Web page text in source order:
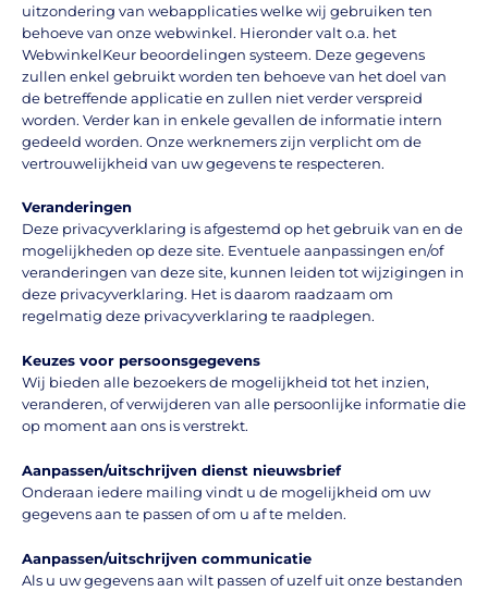
uitzondering van webapplicaties welke wij gebruiken ten
behoeve van onze webwinkel. Hieronder valt o.a. het
WebwinkelKeur beoordelingen systeem. Deze gegevens
zullen enkel gebruikt worden ten behoeve van het doel van
de betreffende applicatie en zullen niet verder verspreid
worden. Verder kan in enkele gevallen de informatie intern
gedeeld worden. Onze werknemers zijn verplicht om de
vertrouwelijkheid van uw gegevens te respecteren.
Veranderingen
Deze privacyverklaring is afgestemd op het gebruik van en de
mogelijkheden op deze site. Eventuele aanpassingen en/of
veranderingen van deze site, kunnen leiden tot wijzigingen in
deze privacyverklaring. Het is daarom raadzaam om
regelmatig deze privacyverklaring te raadplegen.
Keuzes voor persoonsgegevens
Wij bieden alle bezoekers de mogelijkheid tot het inzien,
veranderen, of verwijderen van alle persoonlijke informatie die
op moment aan ons is verstrekt.
Aanpassen/uitschrijven dienst nieuwsbrief
Onderaan iedere mailing vindt u de mogelijkheid om uw
gegevens aan te passen of om u af te melden.
Aanpassen/uitschrijven communicatie
Als u uw gegevens aan wilt passen of uzelf uit onze bestanden